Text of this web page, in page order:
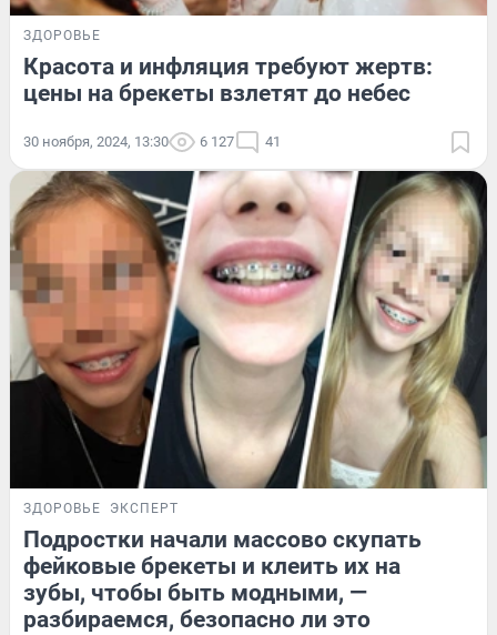
ЗДОРОВЬЕ
Красота и инфляция требуют жертв:
цены на брекеты взлетят до небес
30 ноября, 2024, 13:30 6 127 41
ЗДОРОВЬЕ ЭКСПЕРТ
Подростки начали массово скупать
фейковые брекеты и клеить их на
зубы, чтобы быть модными, —
разбираемся, безопасно ли это